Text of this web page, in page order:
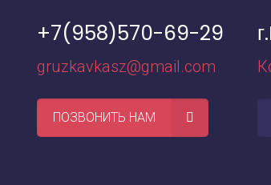
+7(958)570-69-29
gruzkavkasz@gmail.com
ПОЗВОНИТЬ НАМ